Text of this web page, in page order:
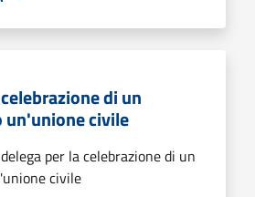
di un
civile
per la celebrazione di un
civile